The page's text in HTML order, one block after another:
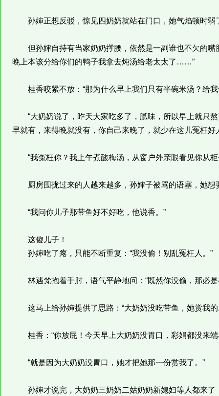
孙婶正想反驳，惊见四奶奶就站在门口，她气焰顿时弱
但孙婶自持有当家奶奶撑腰，依然是一副谁也不欠的嘴
晚上本该分给你们的鸭子我拿去炖汤给老太太了……”
桂香咬紧不放：“那为什么早上我们只有半碗米汤？给我
“大奶奶说了，昨天大家吃多了，腻味，所以早上就只熬
早就有，来得晚就没有，你自己来晚了，就少在这儿冤枉好
“我冤枉你？我上午煮酸梅汤，从窗户外亲眼看见你从柜
厨房围拢过来的人越来越多，孙婶子被骂的语塞，她想
“我问你儿子那带鱼好不好吃，他说香。”
这傻儿子！
孙婶吃了瘪，只能不断重复：“我没偷！别乱冤枉人。”
林遇梵抱着手肘，语气平静地问：“既然你没偷，那必是
这马上给孙婶提供了思路：“大奶奶没吃带鱼，她赏我的
桂香：“你放屁！今天早上大奶奶没胃口，彩娟都没来端
“就是因为大奶奶没胃口，她才把她那一份赏我了。”
孙婶才说完，大奶奶三奶奶二姑奶奶新媳妇等人都来了